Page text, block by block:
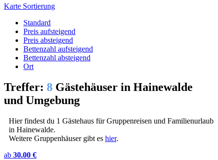
Karte Sortierung
Standard
Preis aufsteigend
Preis absteigend
Bettenzahl aufsteigend
Bettenzahl absteigend
Ort
Treffer: 8 Gästehäuser in Hainewalde
und Umgebung
Hier findest du 1 Gästehaus für Gruppenreisen und Familienurlaub
in Hainewalde.
Weitere Gruppenhäuser gibt es hier.
ab 30.00 €